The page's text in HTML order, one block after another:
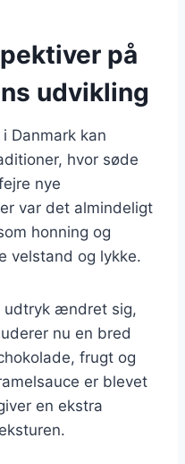
på
udvikling
Danmark kan
hvor søde
nye
var det almindeligt
honning og
velstand og lykke.
udtryk ændret sig,
nu en bred
frugt og
er blevet
en ekstra